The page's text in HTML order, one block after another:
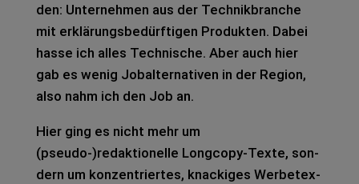
den: Unter­neh­men aus der Technik­bran­che
mit erklä­rungs­be­dürf­ti­gen Pro­duk­ten. Dabei
hasse ich alles Tech­ni­sche. Aber auch hier
gab es wenig Jobal­ter­na­ti­ven in der Regi­on,
also nahm ich den Job an.
Hier ging es nicht mehr um
(pseudo-)redaktionelle Longco­py-Texte, son­
dern um kon­zen­trier­tes, kna­cki­ges Wer­be­tex­